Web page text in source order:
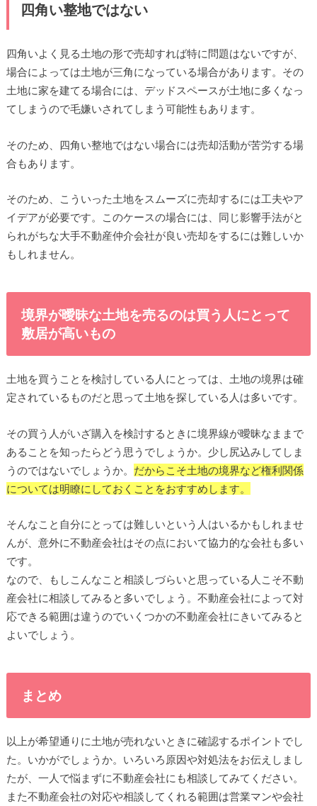
四角い整地ではない
四角いよく見る土地の形で売却すれば特に問題はないですが、
場合によっては土地が三角になっている場合があります。その
土地に家を建てる場合には、デッドスペースが土地に多くなっ
てしまうので毛嫌いされてしまう可能性もあります。
そのため、四角い整地ではない場合には売却活動が苦労する場
合もあります。
そのため、こういった土地をスムーズに売却するには工夫やア
イデアが必要です。このケースの場合には、同じ影響手法がと
られがちな大手不動産仲介会社が良い売却をするには難しいか
もしれません。
境界が曖昧な土地を売るのは買う人にとって
敷居が高いもの
土地を買うことを検討している人にとっては、土地の境界は確
定されているものだと思って土地を探している人は多いです。
その買う人がいざ購入を検討するときに境界線が曖昧なままで
あることを知ったらどう思うでしょうか。少し尻込みしてしま
うのではないでしょうか。 だからこそ土地の境界など権利関係
については明瞭にしておくことをおすすめします。
そんなこと自分にとっては難しいという人はいるかもしれませ
んが、意外に不動産会社はその点において協力的な会社も多い
です。
なので、もしこんなこと相談しづらいと思っている人こそ不動
産会社に相談してみると多いでしょう。不動産会社によって対
応できる範囲は違うのでいくつかの不動産会社にきいてみると
よいでしょう。
まとめ
以上が希望通りに土地が売れないときに確認するポイントでし
た。いかがでしょうか。いろいろ原因や対処法をお伝えしまし
たが、一人で悩まずに不動産会社にも相談してみてください。
また不動産会社の対応や相談してくれる範囲は営業マンや会社